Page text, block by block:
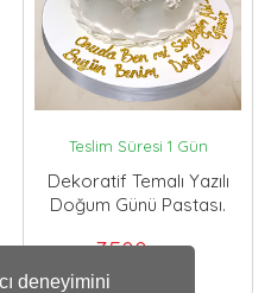
deneyimini
Teslim Süresi 1 Gün
Dekoratif Temalı Yazılı
Doğum Günü Pastası.
3500 ,00 TL